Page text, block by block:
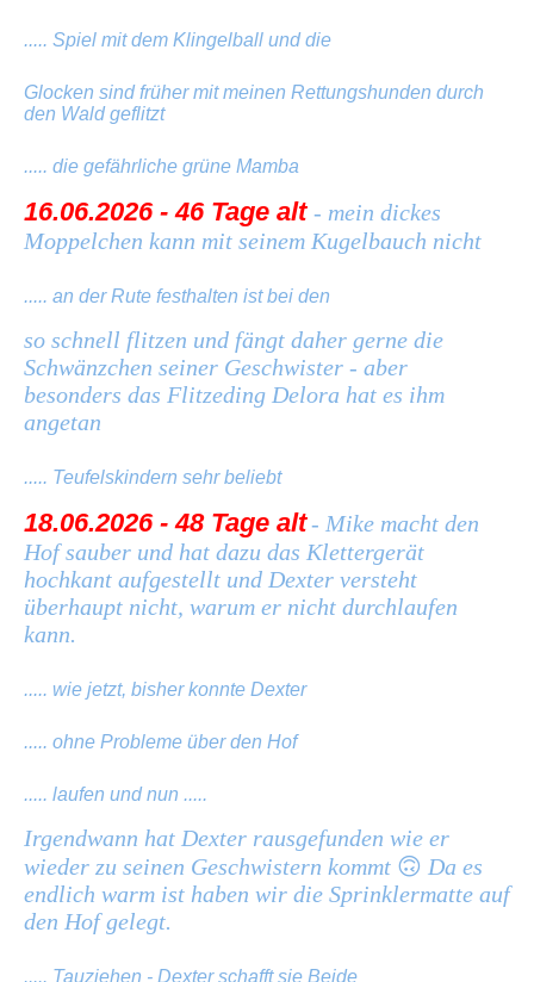
..... Spiel mit dem Klingelball und die
Glocken sind früher mit meinen Rettungshunden durch
den Wald geflitzt
..... die gefährliche grüne Mamba
16.06.2026 - 46 Tage alt - mein dickes
Moppelchen kann mit seinem Kugelbauch nicht
..... an der Rute festhalten ist bei den
so schnell flitzen und fängt daher gerne die
Schwänzchen seiner Geschwister - aber
besonders das Flitzeding Delora hat es ihm
angetan
..... Teufelskindern sehr beliebt
18.06.2026 - 48 Tage alt- Mike macht den
Hof sauber und hat dazu das Klettergerät
hochkant aufgestellt und Dexter versteht
überhaupt nicht, warum er nicht durchlaufen
kann.
..... wie jetzt, bisher konnte Dexter
..... ohne Probleme über den Hof
..... laufen und nun .....
Irgendwann hat Dexter rausgefunden wie er
wieder zu seinen Geschwistern kommt 🙃 Da es
endlich warm ist haben wir die Sprinklermatte auf
den Hof gelegt.
..... Tauziehen - Dexter schafft sie Beide